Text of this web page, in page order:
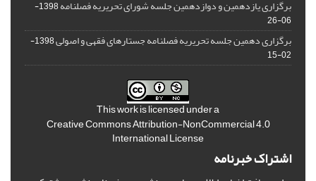
برگزاری یازدهمین و دوازدهمین جلسه شورای تحریریه فصلنامه
1398-
06-26
برگزاری دهمین جلسه تحریریه فصلنامه جستارهای فقهی و اصولی
1398-
02-15
This work is licensed under a
Creative Commons Attribution-NonCommercial 4.0
International License
اشتراک خبرنامه